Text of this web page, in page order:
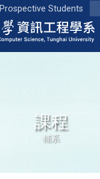
Prospective Students
課程
輔系